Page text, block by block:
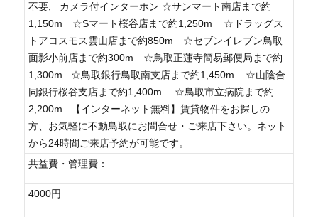
不要, カメラ付インターホン ☆サンマート南店まで約
1,150m ☆Sマート桜谷店まで約1,250m ☆ドラッグス
トアコスモス雲山店まで約850m ☆セブンイレブン鳥取
面影小前店まで約300m ☆鳥取正蓮寺簡易郵便局まで約
1,300m ☆鳥取銀行鳥取南支店まで約1,450m ☆山陰合
同銀行桜谷支店まで約1,400m ☆鳥取市立病院まで約
2,200m 【インターネット無料】賃貸物件をお探しの
方、お気軽に不動鳥取にお問合せ・ご来店下さい。ネット
から24時間ご来店予約が可能です。
共益費・管理費：
4000円